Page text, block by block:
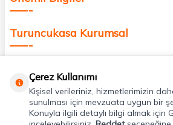
Turuncukasa Kurumsal
Uygulamalarımız
Çerez Kullanımı
Kişisel verileriniz, hizmetlerimizin
sunulması için mevzuata uygun bir
Konuyla ilgili detaylı bilgi almak için